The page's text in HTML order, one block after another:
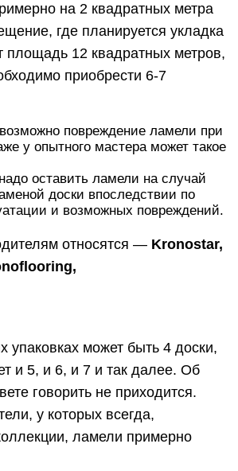
на 2 квадратных метра
где планируется укладка
площадь 12 квадратных метров,
приобрести 6-7
повреждение ламели при
у опытного мастера может такое
оставить ламели на случай
доски впоследствии по
и возможных повреждений.
относятся — Kronostar,
упаковках может быть 4 доски,
и 5, и 6, и 7 и так далее. Об
говорить не приходится.
у которых всегда,
ламели примерно